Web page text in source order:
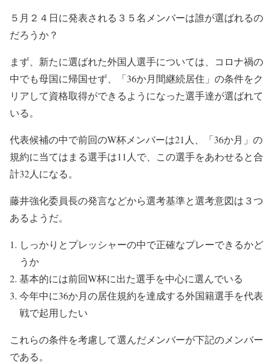
５月２４日に発表される３５名メンバーは誰が選ばれるの
だろうか？
まず、新たに選ばれた外国人選手については、コロナ禍の
中でも母国に帰国せず、「36か月間継続居住」の条件をク
リアして資格取得ができるようになった選手達が選ばれて
いる。
代表候補の中で前回のW杯メンバーは21人、「36か月」の
規約に当てはまる選手は11人で、この選手をあわせると合
計32人になる。
藤井強化委員長の発言などから選考基準と選考意図は３つ
あるようだ。
しっかりとプレッシャーの中で正確なプレーできるかど
うか
基本的には前回W杯に出た選手を中心に選んでいる
今年中に36か月の居住規約を達成する外国籍選手を代表
戦で起用したい
これらの条件を考慮して選んだメンバーが下記のメンバー
である。